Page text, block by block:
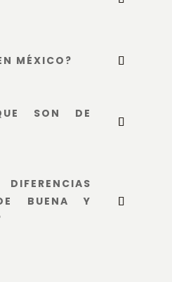
MÉXICO?
SON DE
BUENA Y